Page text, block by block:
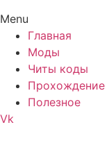
Menu
Главная
Моды
Читы коды
Прохождение
Полезное
Vk